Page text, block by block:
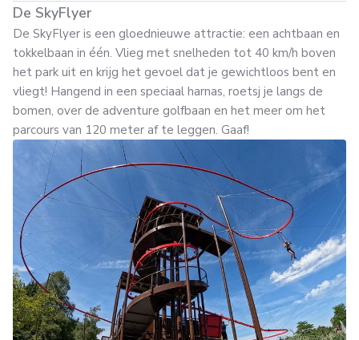
De SkyFlyer
De SkyFlyer is een gloednieuwe attractie: een achtbaan en
tokkelbaan in één. Vlieg met snelheden tot 40 km/h boven
het park uit en krijg het gevoel dat je gewichtloos bent en
vliegt! Hangend in een speciaal harnas, roetsj je langs de
bomen, over de adventure golfbaan en het meer om het
parcours van 120 meter af te leggen. Gaaf!